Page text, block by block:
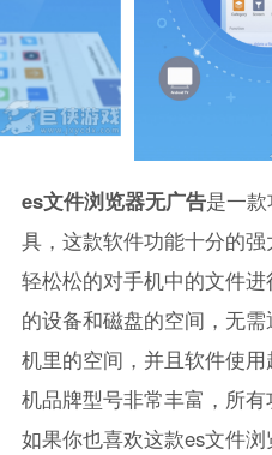
es文件浏览器无广告是一
具，这款软件功能十分的
轻松松的对手机中的文件
的设备和磁盘的空间，无
机里的空间，并且软件使
机品牌型号非常丰富，所
如果你也喜欢这款es文件